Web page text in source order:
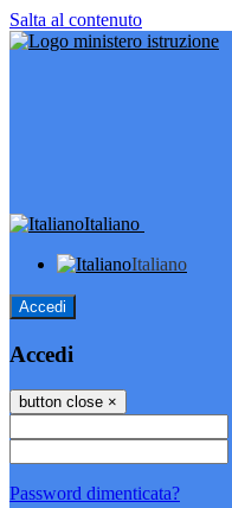
Salta al contenuto
Italiano
Italiano
Accedi
Accedi
button close ×
Password dimenticata?